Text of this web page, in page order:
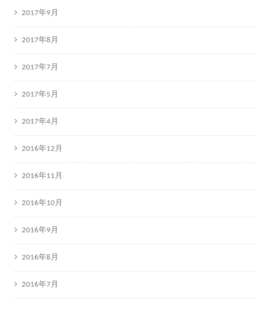
2017年9月
2017年8月
2017年7月
2017年5月
2017年4月
2016年12月
2016年11月
2016年10月
2016年9月
2016年8月
2016年7月